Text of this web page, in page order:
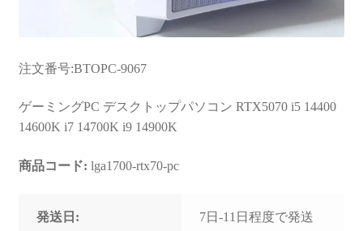
注文番号:BTOPC-9067
ゲーミングPC デスクトップパソコン RTX5070 i5 14400
14600K i7 14700K i9 14900K
商品コード: lga1700-rtx70-pc
発送日: 7日-11日程度で発送